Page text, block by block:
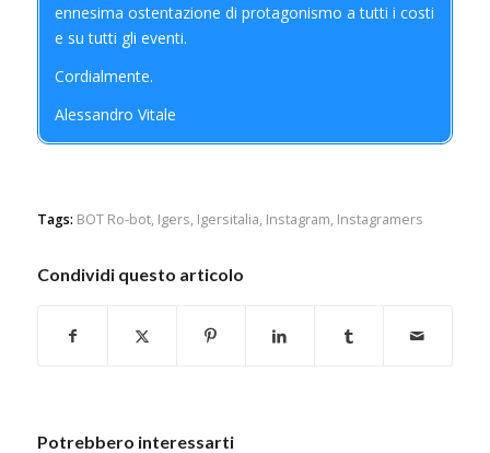
ennesima ostentazione di protagonismo a tutti i costi
e su tutti gli eventi.
Cordialmente.
Alessandro Vitale
Tags: BOT Ro-bot, Igers, Igersitalia, Instagram, Instagramers
Condividi questo articolo
Potrebbero interessarti